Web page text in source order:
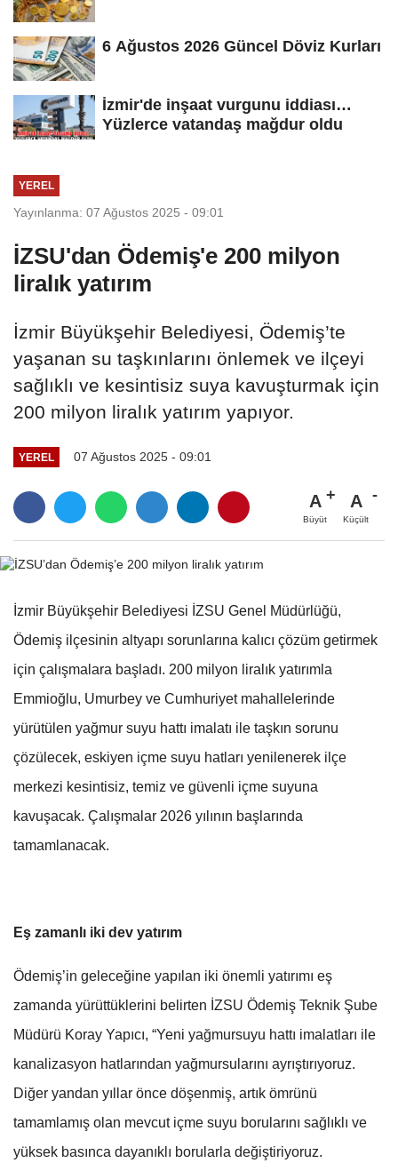
6 Ağustos 2026 Güncel Döviz Kurları
İzmir'de inşaat vurgunu iddiası…
Yüzlerce vatandaş mağdur oldu
YEREL
Yayınlanma: 07 Ağustos 2025 - 09:01
İZSU'dan Ödemiş'e 200 milyon
liralık yatırım
İzmir Büyükşehir Belediyesi, Ödemiş’te
yaşanan su taşkınlarını önlemek ve ilçeyi
sağlıklı ve kesintisiz suya kavuşturmak için
200 milyon liralık yatırım yapıyor.
YEREL 07 Ağustos 2025 - 09:01
A
Büyüt
A
Küçült
İzmir Büyükşehir Belediyesi İZSU Genel Müdürlüğü,
Ödemiş ilçesinin altyapı sorunlarına kalıcı çözüm getirmek
için çalışmalara başladı. 200 milyon liralık yatırımla
Emmioğlu, Umurbey ve Cumhuriyet mahallelerinde
yürütülen yağmur suyu hattı imalatı ile taşkın sorunu
çözülecek, eskiyen içme suyu hatları yenilenerek ilçe
merkezi kesintisiz, temiz ve güvenli içme suyuna
kavuşacak. Çalışmalar 2026 yılının başlarında
tamamlanacak.
Eş zamanlı iki dev yatırım
Ödemiş’in geleceğine yapılan iki önemli yatırımı eş
zamanda yürüttüklerini belirten İZSU Ödemiş Teknik Şube
Müdürü Koray Yapıcı, “Yeni yağmursuyu hattı imalatları ile
kanalizasyon hatlarından yağmursularını ayrıştırıyoruz.
Diğer yandan yıllar önce döşenmiş, artık ömrünü
tamamlamış olan mevcut içme suyu borularını sağlıklı ve
yüksek basınca dayanıklı borularla değiştiriyoruz.